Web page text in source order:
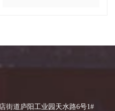
街道庐阳工业园天水路6号1#